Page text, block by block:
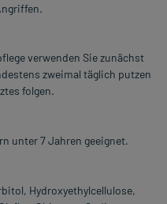
verwenden Sie zunächst
zweimal täglich putzen
folgen.
unter 7 Jahren geeignet.
Hydroxyethylcellulose,